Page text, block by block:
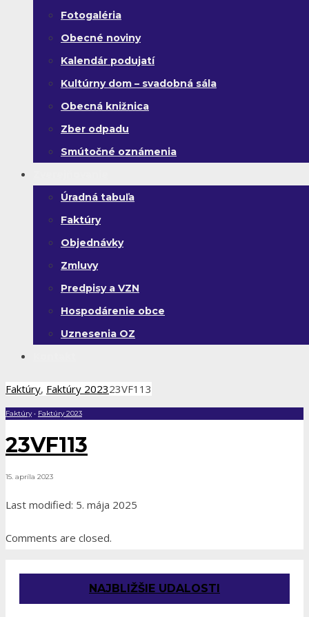
Fotogaléria
Obecné noviny
Kalendár podujatí
Kultúrny dom – svadobná sála
Obecná knižnica
Zber odpadu
Smútočné oznámenia
Úradná tabuľa
Faktúry
Objednávky
Zmluvy
Predpisy a VZN
Hospodárenie obce
Uznesenia OZ
Faktúry, Faktúry 202323VF113
Faktúry• Faktúry 2023
23VF113
15. apríla 2023
Last modified: 5. mája 2025
Comments are closed.
NAJBLIŽŠIE UDALOSTI